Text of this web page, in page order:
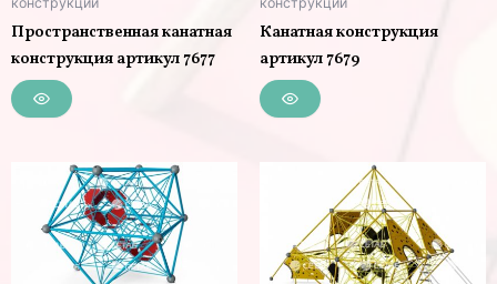
Пространственная канатная
конструкция артикул 7677
Канатная конструкция
артикул 7679